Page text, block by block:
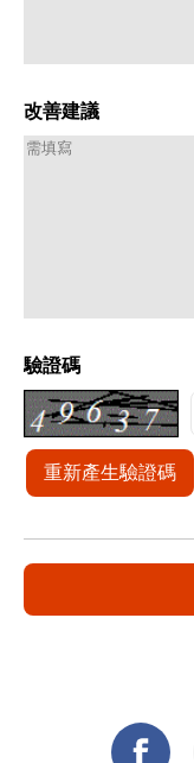
改善建議
驗證碼
重新產生驗證碼